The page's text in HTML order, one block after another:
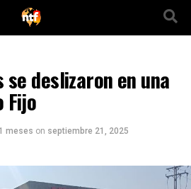
se deslizaron en una
Fijo
meses on septiembre 21, 2025